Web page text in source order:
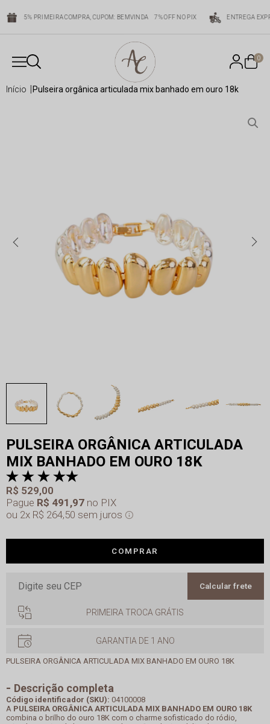
5% PRIMEIRA COMPRA, CUPOM: BEMVINDA 7% OFF NO PIX ENTREGA
0
início pulseira orgânica articulada mix banhado em ouro 18k
PULSEIRA ORGÂNICA ARTICULADA
MIX BANHADO EM OURO 18K
Pague R$ 491,97no PIX
R$ 529,00
2x R$ 264,50 sem juros
COMPRAR
Calcular frete
PRIMEIRA TROCA GRÁTIS
GARANTIA DE 1 ANO
PULSEIRA ORGÂNICA ARTICULADA MIX BANHADO EM OURO 18K
Descrição completa
Código identificador (SKU): 04100008
A PULSEIRA ORGÂNICA ARTICULADA MIX BANHADO EM OURO 18K
combina o brilho do ouro 18K com o charme sofisticado do ródio,